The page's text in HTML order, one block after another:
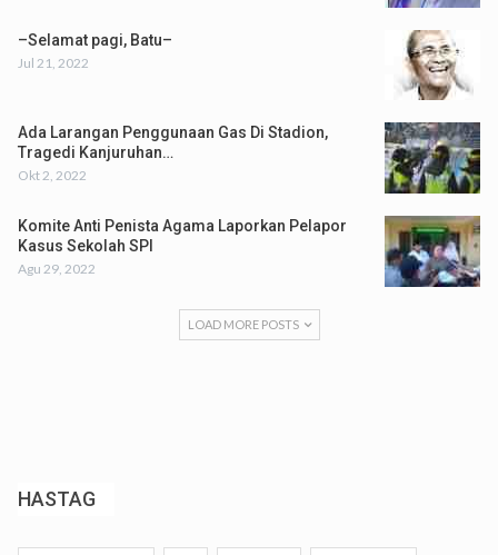
–Selamat pagi, Batu–
Jul 21, 2022
Ada Larangan Penggunaan Gas Di Stadion,
Tragedi Kanjuruhan…
Okt 2, 2022
Komite Anti Penista Agama Laporkan Pelapor
Kasus Sekolah SPI
Agu 29, 2022
LOAD MORE POSTS
HASTAG